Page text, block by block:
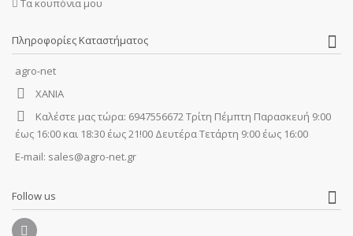
Τα κουπόνια μου
Πληροφορίες Καταστήματος
agro-net
ΧΑΝΙΑ
Καλέστε μας τώρα: 6947556672 Τρίτη Πέμπτη Παρασκευή 9:00
έως 16:00 και 18:30 έως 21!00 Δευτέρα Τετάρτη 9:00 έως 16:00
E-mail: sales@agro-net.gr
Follow us